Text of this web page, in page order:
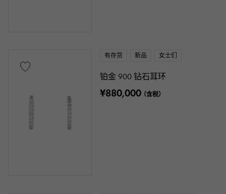
有存货 新品 女士们
铂金 900 钻石耳环
¥880,000（含税）